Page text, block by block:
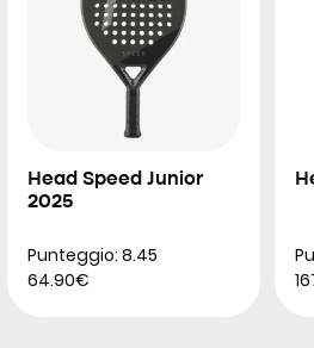
Head Speed Junior
2025
Punteggio: 8.45
64.90€